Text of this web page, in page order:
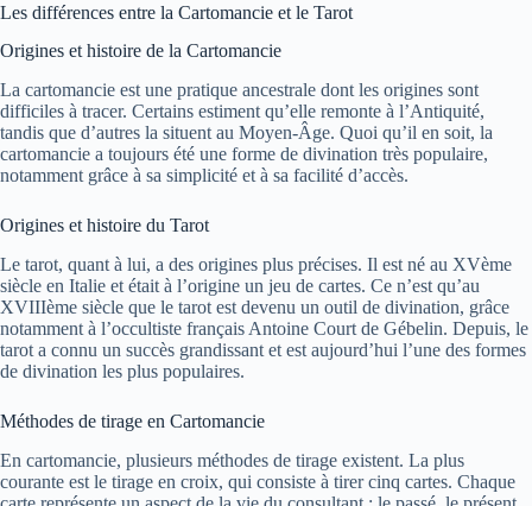
Les différences entre la Cartomancie et le Tarot
Origines et histoire de la Cartomancie
La cartomancie est une pratique ancestrale dont les origines sont
difficiles à tracer. Certains estiment qu’elle remonte à l’Antiquité,
tandis que d’autres la situent au Moyen-Âge. Quoi qu’il en soit, la
cartomancie a toujours été une forme de divination très populaire,
notamment grâce à sa simplicité et à sa facilité d’accès.
Origines et histoire du Tarot
Le tarot, quant à lui, a des origines plus précises. Il est né au XVème
siècle en Italie et était à l’origine un jeu de cartes. Ce n’est qu’au
XVIIIème siècle que le tarot est devenu un outil de divination, grâce
notamment à l’occultiste français Antoine Court de Gébelin. Depuis, le
tarot a connu un succès grandissant et est aujourd’hui l’une des formes
de divination les plus populaires.
Méthodes de tirage en Cartomancie
En cartomancie, plusieurs méthodes de tirage existent. La plus
courante est le tirage en croix, qui consiste à tirer cinq cartes. Chaque